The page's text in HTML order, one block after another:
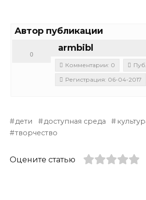
Автор публикации
armbibl
0
Комментарии: 0
Регистрация: 06-04-2017
дети доступная среда
творчество
Оцените статью